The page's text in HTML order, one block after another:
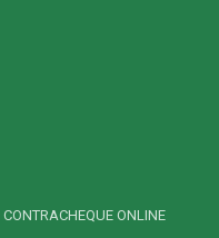
CONTRACHEQUE ONLINE